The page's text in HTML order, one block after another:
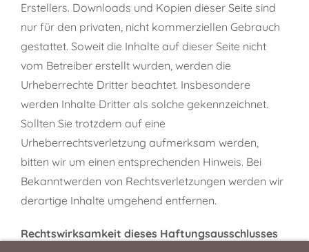
Erstellers. Downloads und Kopien dieser Seite sind
nur für den privaten, nicht kommerziellen Gebrauch
gestattet. Soweit die Inhalte auf dieser Seite nicht
vom Betreiber erstellt wurden, werden die
Urheberrechte Dritter beachtet. Insbesondere
werden Inhalte Dritter als solche gekennzeichnet.
Sollten Sie trotzdem auf eine
Urheberrechtsverletzung aufmerksam werden,
bitten wir um einen entsprechenden Hinweis. Bei
Bekanntwerden von Rechtsverletzungen werden wir
derartige Inhalte umgehend entfernen.
Rechtswirksamkeit dieses Haftungsausschlusses